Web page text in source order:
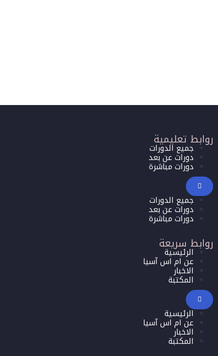
روابط تعليمية
جميع الدورات
دورات عن بعد
دورات مباشرة
جميع الدورات
دورات عن بعد
دورات مباشرة
روابط سريعة
الرئيسية
عن ام اس آسيا
الاخبار
المكتبة
الرئيسية
عن ام اس آسيا
الاخبار
المكتبة